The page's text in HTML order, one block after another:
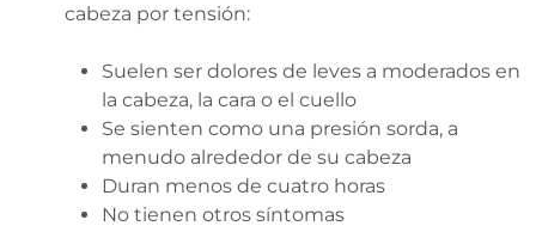
cabeza por tensión:
Suelen ser dolores de leves a moderados en
la cabeza, la cara o el cuello
Se sienten como una presión sorda, a
menudo alrededor de su cabeza
Duran menos de cuatro horas
No tienen otros síntomas